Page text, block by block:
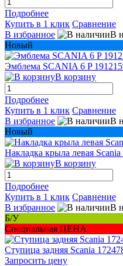
Подробнее
Купить в 1 клик Сравнение
В избранное
В
Новый
Эмблема SCANIA 6 P
В корзину
Подробнее
Купить в 1 клик Сравнение
В избранное
В
Новый
Накладка крыла левая
В корзину
Подробнее
Купить в 1 клик Сравнение
В избранное
В
Б/У
Специальная ЦЕНА
Ступица задняя Scania
Запросить цену